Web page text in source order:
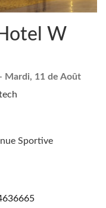
W
Mardi, 11 de Août
Sportive